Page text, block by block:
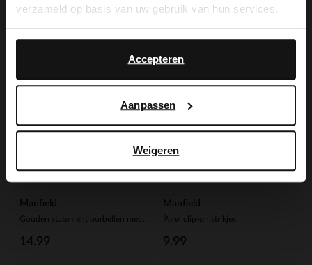
verzameld op basis van uw gebruik van hun services.
Accepteren
Aanpassen
Weigeren
Beige armband met goud
12.99
6.50
Manfield
14.99
Manfield
Parel clip-on strikjes
9.99
English